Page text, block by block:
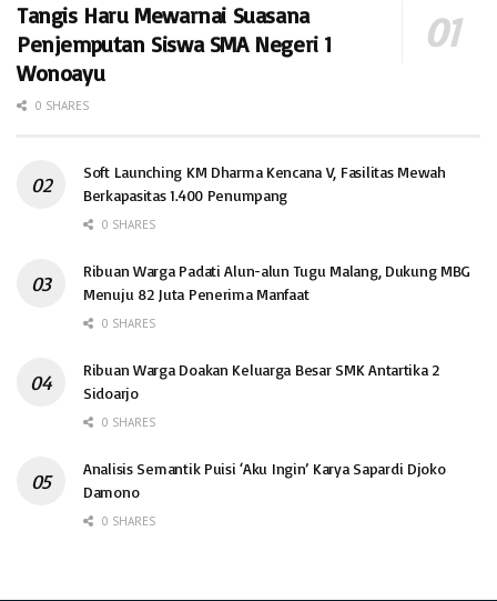
Tangis Haru Mewarnai Suasana
Penjemputan Siswa SMA Negeri 1
Wonoayu
0 SHARES
Soft Launching KM Dharma Kencana V, Fasilitas Mewah
Berkapasitas 1.400 Penumpang
0 SHARES
Ribuan Warga Padati Alun-alun Tugu Malang, Dukung MBG
Menuju 82 Juta Penerima Manfaat
0 SHARES
Ribuan Warga Doakan Keluarga Besar SMK Antartika 2
Sidoarjo
0 SHARES
Analisis Semantik Puisi ‘Aku Ingin’ Karya Sapardi Djoko
Damono
0 SHARES